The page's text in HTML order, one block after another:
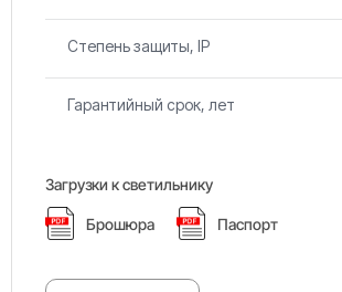
Степень защиты, IP
Гарантийный срок, лет
Загрузки к светильнику
Брошюра Паспорт